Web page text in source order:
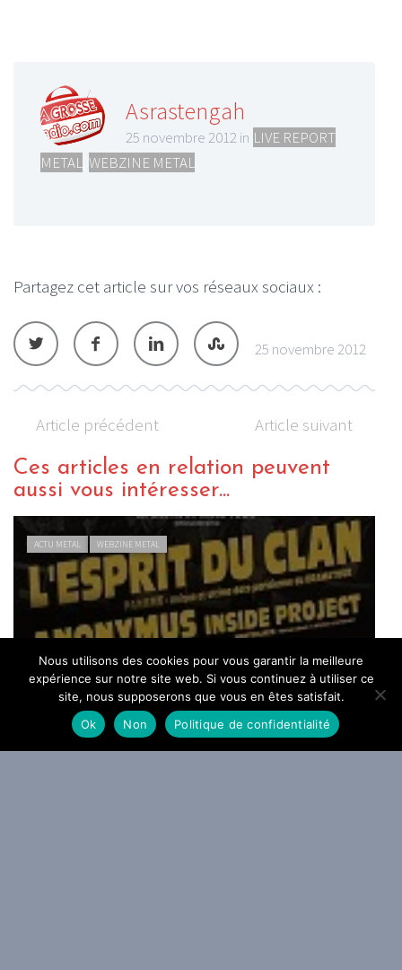
Asrastengah
25 novembre 2012 in LIVE REPORT
METAL WEBZINE METAL
Partagez cet article sur vos réseaux sociaux :
25 novembre 2012
Article précédent Article suivant
Ces articles en relation peuvent
aussi vous intéresser...
ACTU METAL WEBZINE METAL
L’Esprit du Clan au Divan en
Novembre
By Hacheff/ 15 novembre 2012
Nous utilisons des cookies pour vous garantir la meilleure
expérience sur notre site web. Si vous continuez à utiliser ce
site, nous supposerons que vous en êtes satisfait.
Ok
Non Politique de confidentialité